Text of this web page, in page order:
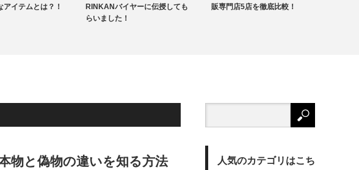
アイテムとは？！
RINKANバイヤーに伝授しても
らいました！
販専門店5店を徹底比較！
物と偽物の違いを知る方法
人気のカテゴリはこち